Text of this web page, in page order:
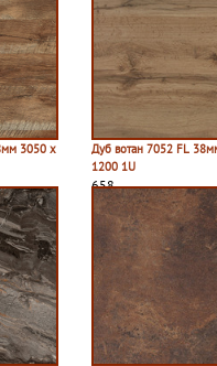
3050 х
Дуб вотан 7052 FL
1200 1U
658